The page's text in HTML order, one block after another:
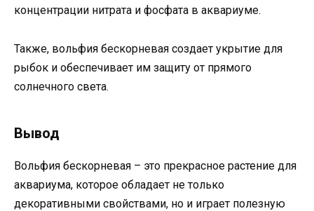
концентрации нитрата и фосфата в аквариуме.
Также, вольфия бескорневая создает укрытие для
рыбок и обеспечивает им защиту от прямого
солнечного света.
Вывод
Вольфия бескорневая – это прекрасное растение для
аквариума, которое обладает не только
декоративными свойствами, но и играет полезную